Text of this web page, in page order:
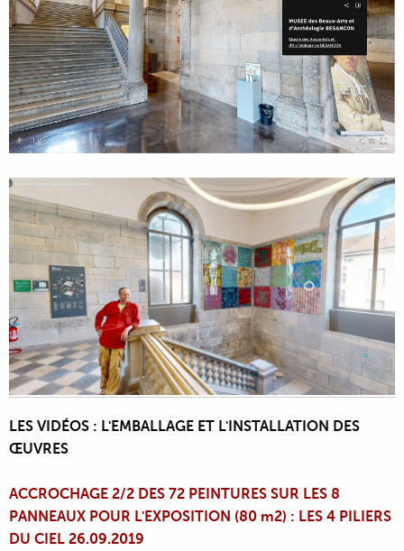
LES VIDÉOS : L'EMBALLAGE ET L'INSTALLATION DES
ŒUVRES
ACCROCHAGE 2/2 DES 72 PEINTURES SUR LES 8
PANNEAUX POUR L'EXPOSITION (80 m2) : LES 4 PILIERS
DU CIEL 26.09.2019